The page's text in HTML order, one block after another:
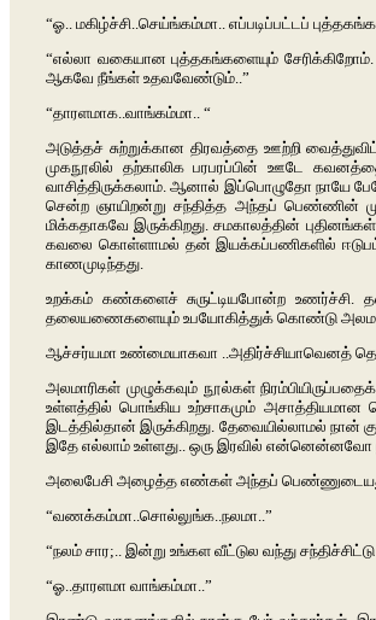
“ஓ.. மகிழ்ச்சி..செய்ங்கம்மா.. எப்படிப்பட்டப்
“எல்லா வகையான புத்தகங்களையும்
ஆகவே நீங்கள் உதவவேண்டும்..”
“தாரளமாக..வாங்கம்மா.. “
அடுத்தச் சுற்றுக்கான திரவத்தை ஊற்றி
முகநூலில் தற்காலிக பரபரப்பின் ஊடே
வாசித்திருக்கலாம். ஆனால் இப்பொழுதோ நாயே
சென்ற ஞாயிறன்று சந்தித்த அந்தப் பெண்ணின்
மிக்கதாகவே இருக்கிறது. சமகாலத்தின்
கவலை கொள்ளாமல் தன் இயக்கப்பணிகளில்
காணமுடிந்தது.
உறக்கம் கண்களைச் சுருட்டியபோன்ற உணர்ச்சி.
தலையணைகளையும் உபயோகித்துக் கொண்டு
ஆச்சர்யமா உண்மையாகவா ..அதிர்ச்சியாவெனத்
அலமாரிகள் முழுக்கவும் நூல்கள்
உள்ளத்தில் பொங்கிய உற்சாகமும்
இடத்தில்தான் இருக்கிறது. தேவையில்லாமல் நான்
இதே எல்லாம் உள்ளது.. ஒரு இரவில் என்னென்னவோ
அலைபேசி அழைத்த எண்கள் அந்தப் பெண்ணுடையது.
“வணக்கம்மா..சொல்லுங்க..நலமா..”
“நலம் சார;.. இன்று உங்கள வீட்டுல வந்து
“ஓ..தாரளமா வாங்கம்மா..”